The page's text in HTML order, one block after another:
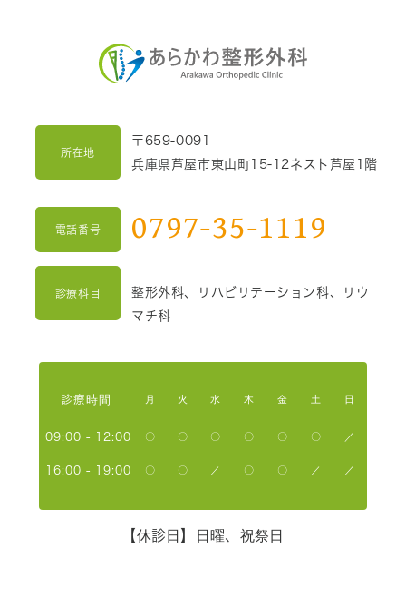
所在地
〒659-0091
兵庫県芦屋市東山町15-12ネスト芦屋1階
電話番号 0797-35-1119
診療科目
整形外科、リハビリテーション科、リウ
マチ科
診療時間 月 火 水 木 金 土 日
09:00 - 12:00 〇 〇 〇 〇 〇 〇 ／
16:00 - 19:00 〇 〇 ／ 〇 〇 ／ ／
【休診日】 日曜、祝祭日